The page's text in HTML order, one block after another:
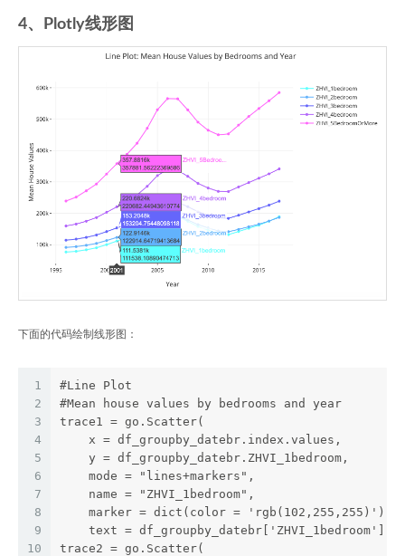
4、Plotly线形图
下面的代码绘制线形图：
1
2
3
4
5
6
7
8
9
10
#Line Plot
#Mean house values by bedrooms and year
trace1 = go.Scatter(
    x = df_groupby_datebr.index.values,
    y = df_groupby_datebr.ZHVI_1bedroom,
    mode = "lines+markers",
    name = "ZHVI_1bedroom",
    marker = dict(color = 'rgb(102,255,255)'),
    text = df_groupby_datebr['ZHVI_1bedroom'])
trace2 = go.Scatter(